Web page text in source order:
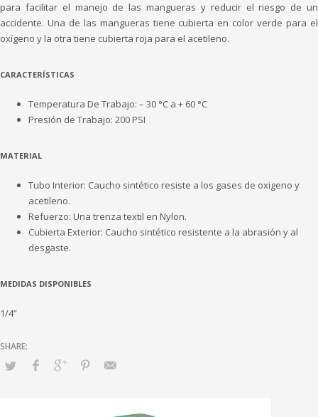
para facilitar el manejo de las mangueras y reducir el riesgo de un
accidente. Una de las mangueras tiene cubierta en color verde para el
oxígeno y la otra tiene cubierta roja para el acetileno.
CARACTERÍSTICAS
Temperatura De Trabajo: – 30 °C a + 60 °C
Presión de Trabajo: 200 PSI
MATERIAL
Tubo Interior: Caucho sintético resiste a los gases de oxigeno y
acetileno.
Refuerzo: Una trenza textil en Nylon.
Cubierta Exterior: Caucho sintético resistente a la abrasión y al
desgaste.
MEDIDAS DISPONIBLES
1/4”